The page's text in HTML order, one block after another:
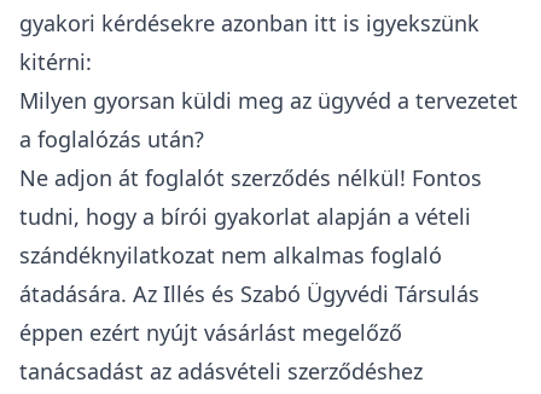
gyakori kérdésekre azonban itt is igyekszünk
kitérni:
Milyen gyorsan küldi meg az ügyvéd a tervezetet
a foglalózás után?
Ne adjon át foglalót szerződés nélkül! Fontos
tudni, hogy a bírói gyakorlat alapján a vételi
szándéknyilatkozat nem alkalmas foglaló
átadására. Az Illés és Szabó Ügyvédi Társulás
éppen ezért nyújt vásárlást megelőző
tanácsadást az adásvételi szerződéshez